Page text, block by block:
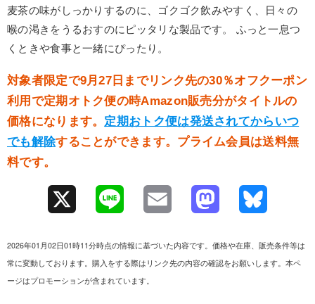
麦茶の味がしっかりするのに、ゴクゴク飲みやすく、日々の
喉の渇きをうるおすのにピッタリな製品です。 ふっと一息つ
くときや食事と一緒にぴったり。
対象者限定で9月27日までリンク先の30％オフクーポン
利用で定期オトク便の時Amazon販売分がタイトルの
価格になります。 定期おトク便は発送されてからいつ
でも解除することができます。プライム会員は送料無
料です。
e
2026年01月02日01時11分時点の情報に基づいた内容です。価格や在庫、販売条件等は
常に変動しております。購入をする際はリンク先の内容の確認をお願いします。本ペ
ージはプロモーションが含まれています。